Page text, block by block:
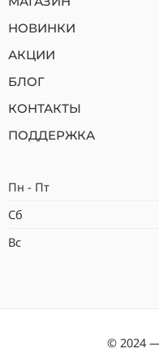
НОВИНКИ
АКЦИИ
БЛОГ
КОНТАКТЫ
ПОДДЕРЖКА
Пн - Пт
Сб
Вс
© 2024